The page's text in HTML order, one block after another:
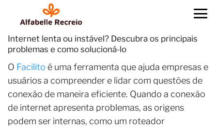
Internet lenta ou instável? Descubra os principais
problemas e como solucioná-lo
O Facilito é uma ferramenta que ajuda empresas e
usuários a compreender e lidar com questões de
conexão de maneira eficiente. Quando a conexão
de internet apresenta problemas, as origens
podem ser internas, como um roteador